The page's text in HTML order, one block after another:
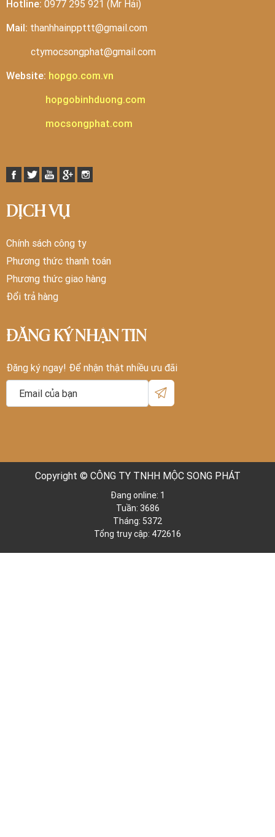
Hotline: 0977 295 921 (Mr Hải)
Mail: thanhhainppttt@gmail.com
ctymocsongphat@gmail.com
Website: hopgo.com.vn
hopgobinhduong.com
mocsongphat.com
DỊCH VỤ
Chính sách công ty
Phương thức thanh toán
Phương thức giao hàng
Đổi trả hàng
ĐĂNG KÝ NHẬN TIN
Đăng ký ngay! Để nhận thật nhiều ưu đãi
Copyright © CÔNG TY TNHH MỘC SONG PHÁT
Đang online: 1
Tuần: 3686
Tháng: 5372
Tổng truy cập: 472616